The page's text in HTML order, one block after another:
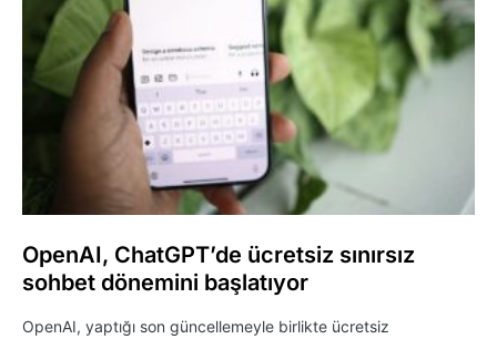
OpenAI, ChatGPT’de ücretsiz sınırsız
sohbet dönemini başlatıyor
OpenAI, yaptığı son güncellemeyle birlikte ücretsiz